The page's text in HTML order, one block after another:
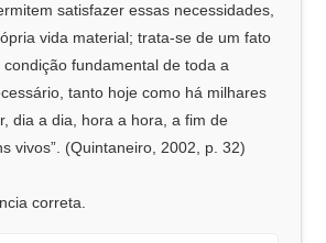
satisfazer essas necessidades,
vida material; trata-se de um fato
fundamental de toda a
tanto hoje como há milhares
dia a dia, hora a hora, a fim de
vivos”. (Quintaneiro, 2002, p. 32)
correta.